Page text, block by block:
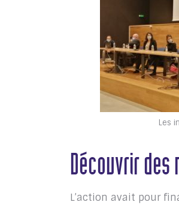
Les
Découvrir des
L’action avait pour